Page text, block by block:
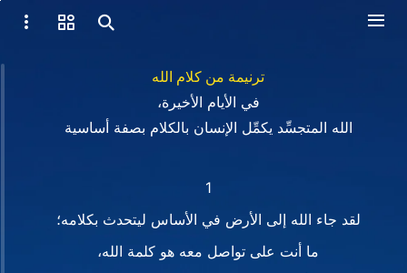
ترنيمة من كلام الله
في الأيام الأخيرة،
الله المتجسِّد يكمِّل الإنسان بالكلام بصفة أساسية
1
لقد جاء الله إلى الأرض في الأساس ليتحدث بكلامه؛
ما أنت على تواصل معه هو كلمة الله،